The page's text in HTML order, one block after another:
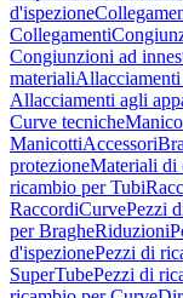
d'ispezione
Collegamenti
Congiunzioni ad
materiali
Allacciamenti agli
Curve tecniche
ManicottiAccessori
protezioneMateriali di
ricambio per Tubi
RaccordiCurvePezzi
per BragheRiduzioni
d'ispezionePezzi di
SuperTubePezzi di